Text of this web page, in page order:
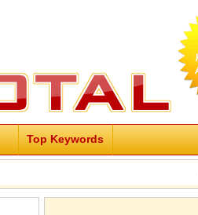
Top Keywords